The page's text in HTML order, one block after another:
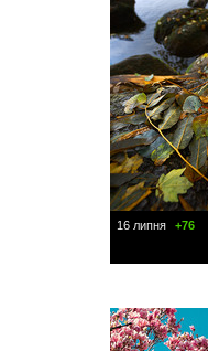
16 липня +76